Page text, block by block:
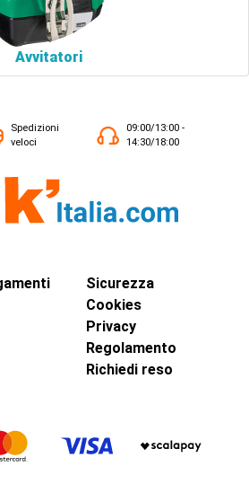
Avvitatori
Spedizioni
veloci
09:00/13:00 -
14:30/18:00
Sicurezza
Cookies
Privacy
Regolamento
Richiedi reso